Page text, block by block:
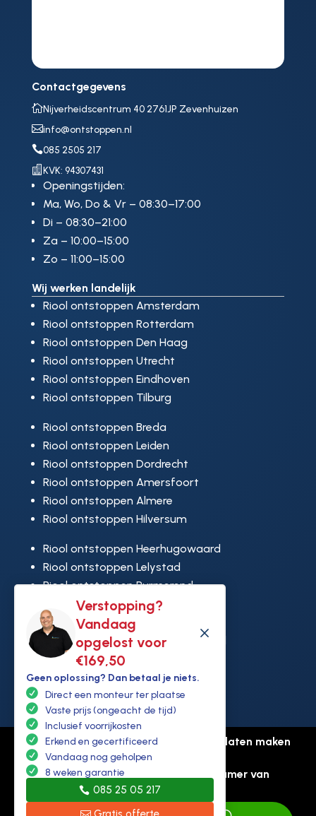
Verstopping?
Vandaag
opgelost voor
€169,50
M
Geen oplossing? Dan betaal je niets.
Direct een monteur ter plaatse
Vaste prijs (ongeacht de tijd)
Inclusief voorrijkosten
Erkend en gecertificeerd
Vandaag nog geholpen
8 weken garantie
085 25 05 217
Contactgegevens
Nijverheidscentrum 40 2761JP Zevenhuizen
info@ontstoppen.nl
085 2505 217
 KVK: 94307431
Openingstijden:
Ma, Wo, Do & Vr – 08:30–17:00
Di – 08:30–21:00
Za – 10:00–15:00
Zo – 11:00–15:00
Wij werken landelijk
Riool ontstoppen Amsterdam
Riool ontstoppen Rotterdam
Riool ontstoppen Den Haag
Riool ontstoppen Utrecht
Riool ontstoppen Eindhoven
Riool ontstoppen Tilburg
Riool ontstoppen Breda
Riool ontstoppen Leiden
Riool ontstoppen Dordrecht
Riool ontstoppen Amersfoort
Riool ontstoppen Almere
Riool ontstoppen Hilversum
Riool ontstoppen Heerhugowaard
Riool ontstoppen Lelystad
Riool ontstoppen Purmerend
Riool ontstoppen Ridderkerk
Riool ontstoppen Rijswijk
Riool ontstoppen Hoek van Holland
© Copyright Ontstoppen.nl |
Website laten maken
door Flexamedia
Privacyverklaring
Kamer van
koophandel: 94307431